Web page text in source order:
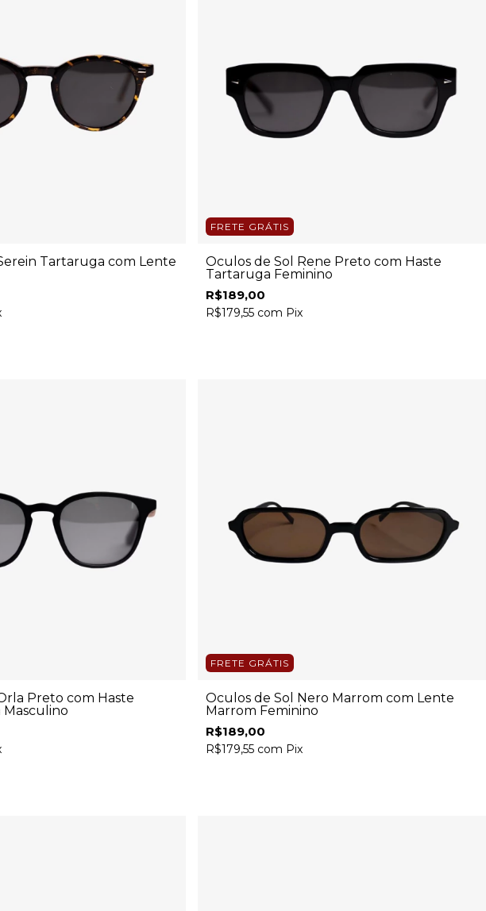
Tartaruga com Lente
FRETE GRÁTIS
Óculos de Sol Rene Preto com Haste
Tartaruga Feminino
R$189,00
R$179,55 com Pix
Preto com Haste
Masculino
FRETE GRÁTIS
Óculos de Sol Nero Marrom com Lente
Marrom Feminino
R$189,00
R$179,55 com Pix